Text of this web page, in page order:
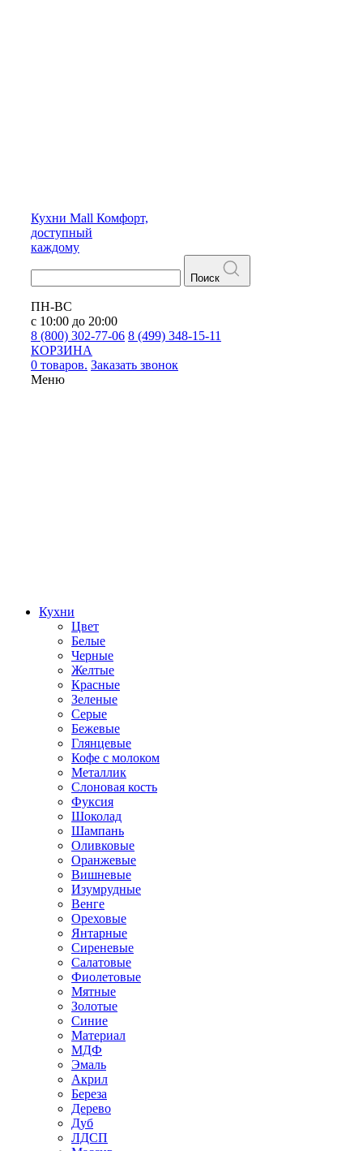
Кухни Mall Комфорт,
доступный
каждому
Поиск
ПН-ВС
с 10:00 до 20:00
8 (800) 302-77-06 8 (499) 348-15-11
КОРЗИНА
0 товаров. Заказать звонок
Меню
Кухни
Цвет
Белые
Черные
Желтые
Красные
Зеленые
Серые
Бежевые
Глянцевые
Кофе с молоком
Металлик
Слоновая кость
Фуксия
Шоколад
Шампань
Оливковые
Оранжевые
Вишневые
Изумрудные
Венге
Ореховые
Янтарные
Сиреневые
Салатовые
Фиолетовые
Мятные
Золотые
Синие
Материал
МДФ
Эмаль
Акрил
Береза
Дерево
Дуб
ЛДСП